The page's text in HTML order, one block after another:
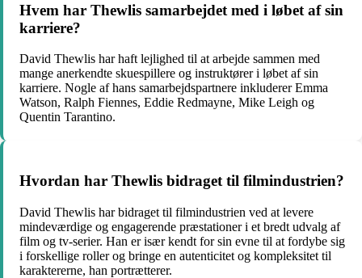
Hvem har Thewlis samarbejdet med i løbet af sin
karriere?
David Thewlis har haft lejlighed til at arbejde sammen med
mange anerkendte skuespillere og instruktører i løbet af sin
karriere. Nogle af hans samarbejdspartnere inkluderer Emma
Watson, Ralph Fiennes, Eddie Redmayne, Mike Leigh og
Quentin Tarantino.
Hvordan har Thewlis bidraget til filmindustrien?
David Thewlis har bidraget til filmindustrien ved at levere
mindeværdige og engagerende præstationer i et bredt udvalg af
film og tv-serier. Han er især kendt for sin evne til at fordybe sig
i forskellige roller og bringe en autenticitet og kompleksitet til
karaktererne, han portrætterer.